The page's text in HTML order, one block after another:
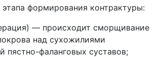
формирования контрактуры:
— происходит сморщивание
над сухожилиями
пястно-фаланговых суставов;